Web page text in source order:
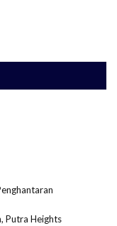
Putra Heights